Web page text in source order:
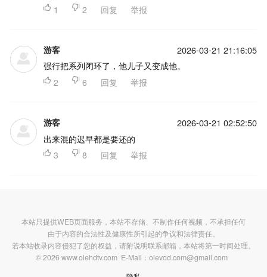
 1  2 回复 举报
游客 2026-03-21 21:16:05
强行把系列闭环了，他儿子又变成他。
 2  6 回复 举报
游客 2026-03-21 02:52:50
出来混的迟早都是要还的
 3  8 回复 举报
本站只提供WEB页面服务，本站不存储、不制作任何视频，不承担任何
由于内容的合法性及健康性所引起的争议和法律责任。
若本站收录内容侵犯了您的权益，请附说明联系邮箱，本站将第一时间处理。
© 2026 www.olehdtv.com E-Mail：olevod.com@gmail.com